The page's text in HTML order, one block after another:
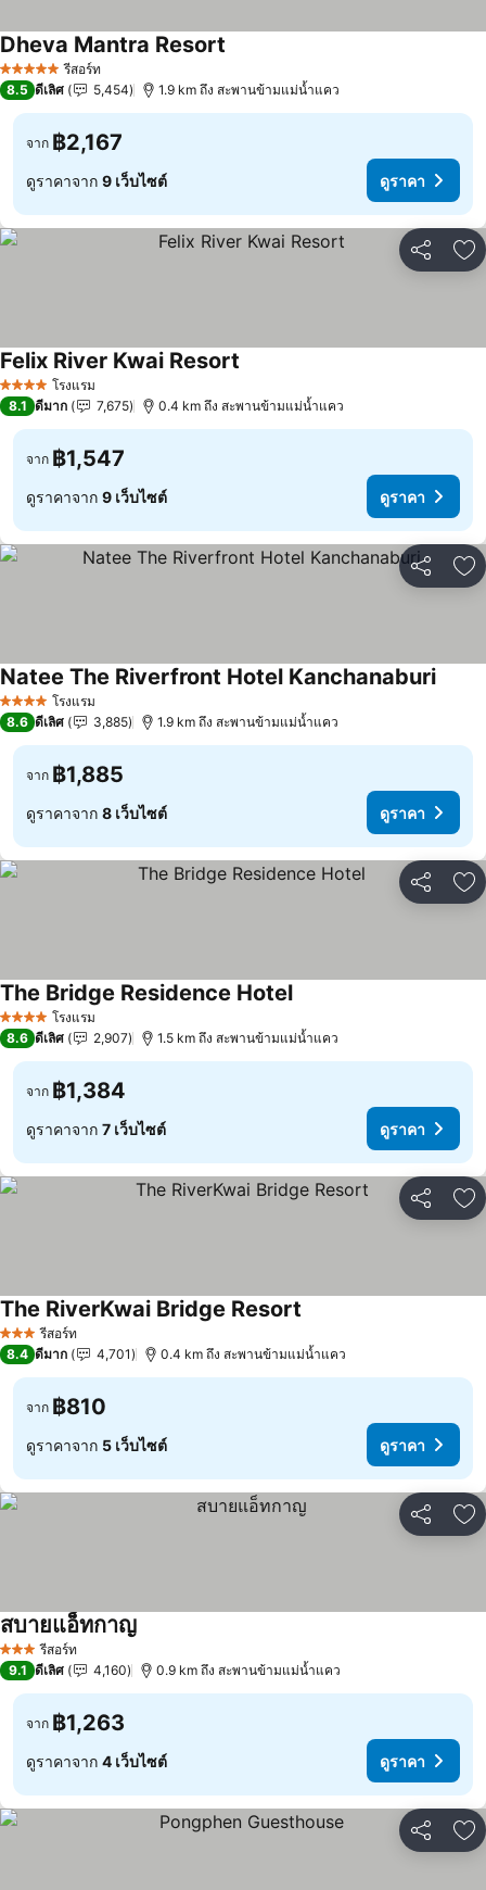
5 ดาว รีสอร์ท
Dheva Mantra Resort
8.5 ดีเลิศ 5,454 1.9 km ถึง สะพานข้ามแม่น้ำแคว
จาก ฿2,167
ดูราคาจาก 9 เว็บไซต์ ดูราคา
แชร์ เ
4 ดาว โรงแรม
Felix River Kwai Resort
8.1 ดีมาก 7,675 0.4 km ถึง สะพานข้ามแม่น้ำแคว
จาก ฿1,547
ดูราคาจาก 9 เว็บไซต์ ดูราคา
แชร์ เ
4 ดาว โรงแรม
Natee The Riverfront Hotel Kanchanaburi
8.6 ดีเลิศ 3,885 1.9 km ถึง สะพานข้ามแม่น้ำแคว
จาก ฿1,885
ดูราคาจาก 8 เว็บไซต์ ดูราคา
แชร์ เ
4 ดาว โรงแรม
The Bridge Residence Hotel
8.6 ดีเลิศ 2,907 1.5 km ถึง สะพานข้ามแม่น้ำแคว
จาก ฿1,384
ดูราคาจาก 7 เว็บไซต์ ดูราคา
แชร์ เ
3 ดาว รีสอร์ท
The RiverKwai Bridge Resort
8.4 ดีมาก 4,701 0.4 km ถึง สะพานข้ามแม่น้ำแคว
จาก ฿810
ดูราคาจาก 5 เว็บไซต์ ดูราคา
แชร์ เ
3 ดาว รีสอร์ท
สบายแอ็ทกาญ
9.1 ดีเลิศ 4,160 0.9 km ถึง สะพานข้ามแม่น้ำแคว
จาก ฿1,263
ดูราคาจาก 4 เว็บไซต์ ดูราคา
แชร์ เ